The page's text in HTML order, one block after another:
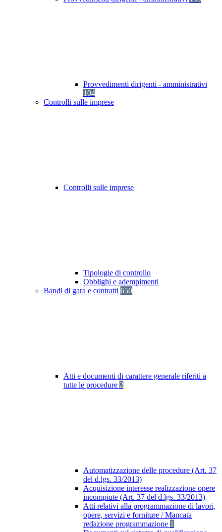
Provvedimenti dirigenti - amministrativi
104
Controlli sulle imprese
Controlli sulle imprese
Tipologie di controllo
Obblighi e adempimenti
Bandi di gara e contratti 650
Atti e documenti di carattere generale riferiti a
tutte le procedure 2
Automatizzazione delle procedure (Art. 37
del d.lgs. 33/2013)
Acquisizione interesse realizzazione opere
incompiute (Art. 37 del d.lgs. 33/2013)
Atti relativi alla programmazione di lavori,
opere, servizi e forniture / Mancata
redazione programmazione 1